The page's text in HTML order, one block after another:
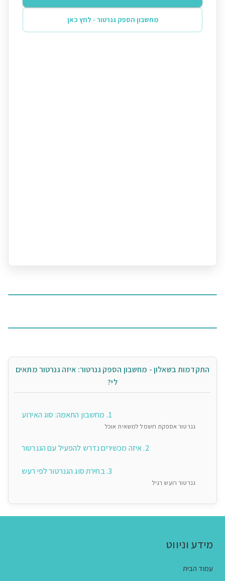
מחשבון הספק גנרטור - לחץ כאן
התקדמות בשאלון - מחשבון הספק גנרטור: איזה גנרטור מתאים
לי?
1. מחשבון התאמה: סוג האירוע
גנרטור אספקת חשמל למשאית אוכל
2. איזה מכשירים נדרש להפעיל עם הגנרטור
3. בחירת סוג הגנרטור לפי רעש
גנרטור רועש רגיל
מידע וניווט
עמוד הבית